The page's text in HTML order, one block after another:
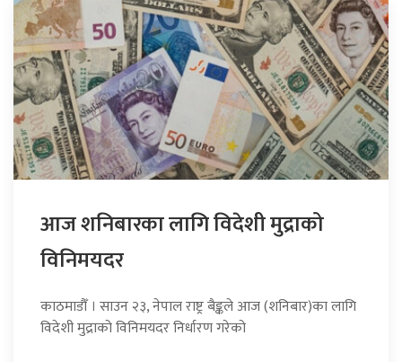
आज शनिबारका लागि विदेशी मुद्राको
विनिमयदर
काठमाडौँ । साउन २३, नेपाल राष्ट्र बैङ्कले आज (शनिबार)का लागि
विदेशी मुद्राको विनिमयदर निर्धारण गरेको